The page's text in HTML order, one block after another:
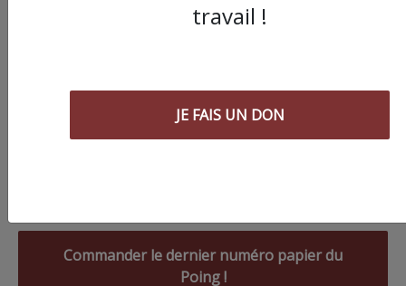
Commander le dernier numéro papier du
Poing !
travail !
JE FAIS UN DON